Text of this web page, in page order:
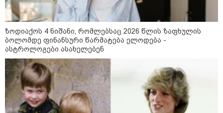
ვიცი
თუ ირიბი მტკიცებულებები - ნია
იმნაძეს მაქსიმალური სასჯელი
ვედავებით იმას, რომ ეუბნება:
“წადი, მოკალი“, ეს დაკვეთაა, ჩვენ
ვამბობთ, წაქეზებას,
მანიპულირებას
აშშ-ის სენატმა რუსეთისა და
ირანის წინააღმდეგ სანქციების
ე.წ. „გრემის პაკეტს” მხარი
დაუჭირა
ზოდიაქოს 4 ნიშანი, რომლებსაც 2026 წლის ზაფხულის
ბოლომდე ფინანსური წარმატება ელოდება -
ასტროლოგები ასახელებენ